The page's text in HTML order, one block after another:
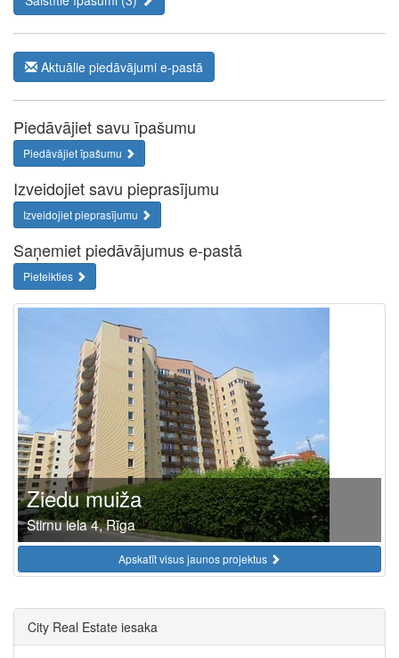
Aktuālie piedāvājumi e-pastā
Piedāvājiet savu īpašumu
Piedāvājiet īpašumu
Izveidojiet savu pieprasījumu
Izveidojiet pieprasījumu
Saņemiet piedāvājumus e-pastā
Pieteikties
Ziedu muiža
Stirnu iela 4, Rīga
Apskatīt visus jaunos projektus
City Real Estate iesaka